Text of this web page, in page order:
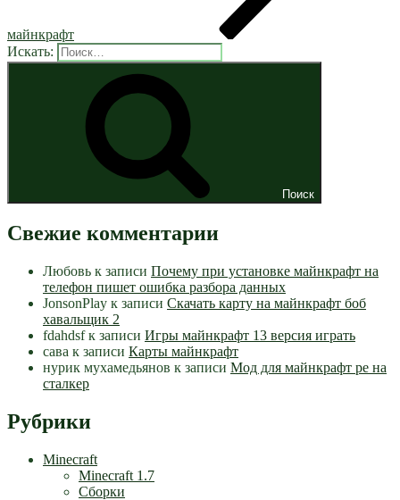
майнкрафт
Искать:
Поиск
Свежие комментарии
Любовь к записи Почему при установке майнкрафт на
телефон пишет ошибка разбора данных
JonsonPlay к записи Скачать карту на майнкрафт боб
хавальщик 2
fdahdsfк записи Игры майнкрафт 13 версия играть
сава к записи Карты майнкрафт
нурик мухамедьянов к записи Мод для майнкрафт pe на
сталкер
Рубрики
Minecraft
Minecraft 1.7
Сборки